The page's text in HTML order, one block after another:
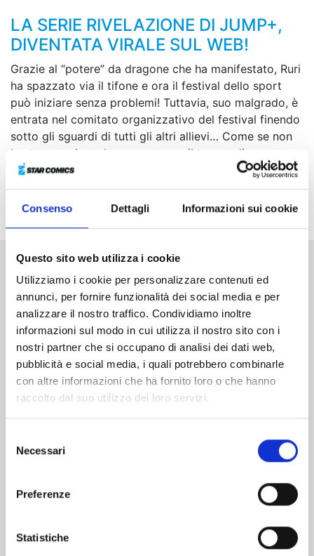
Consenso Dettagli Informazioni sui cookie
Questo sito web utilizza i cookie
Utilizziamo i cookie per personalizzare contenuti ed
annunci, per fornire funzionalità dei social media e per
analizzare il nostro traffico. Condividiamo inoltre
informazioni sul modo in cui utilizza il nostro sito con i
nostri partner che si occupano di analisi dei dati web,
pubblicità e social media, i quali potrebbero combinarle
con altre informazioni che ha fornito loro o che hanno
raccolto dal suo utilizzo dei loro servizi.
delNecessari
Preferenze
Statistiche
LA SERIE RIVELAZIONE DI JUMP+,
DIVENTATA VIRALE SUL WEB!
Grazie al “potere” da dragone che ha manifestato, Ruri
ha spazzato via il tifone e ora il festival dello sport
può iniziare senza problemi! Tuttavia, suo malgrado, è
entrata nel comitato organizzativo del festival finendo
sotto gli sguardi di tutti gli altri allievi… Come se non
bastasse, prima che possa avere il tempo di
riprendersi dal disagio, ecco che una nuova anomalia
si verifica nel suo corpo! Il festival dello sport della
nostra “dragon girl” diventa sempre più turbolento...
Altri volumi della serie